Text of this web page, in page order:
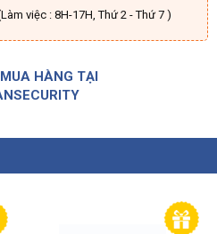
việc : 8H-17H, Thứ 2 - Thứ 7 )
HÀNG TẠI